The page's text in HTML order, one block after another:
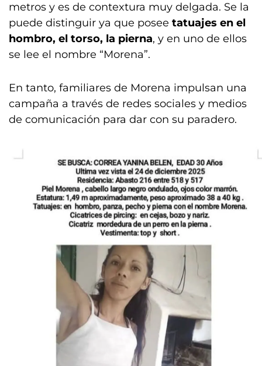
metros y es de contextura muy delgada. Se la
puede distinguir ya que posee tatuajes en el
hombro, el torso, la pierna, y en uno de ellos
se lee el nombre “Morena”.
En tanto, familiares de Morena impulsan una
campaña a través de redes sociales y medios
de comunicación para dar con su paradero.